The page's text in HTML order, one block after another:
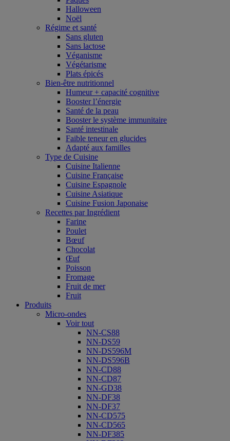
Halloween
Noël
Régime et santé
Sans gluten
Sans lactose
Véganisme
Végétarisme
Plats épicés
Bien-être nutritionnel
Humeur + capacité cognitive
Booster l’énergie
Santé de la peau
Booster le système immunitaire
Santé intestinale
Faible teneur en glucides
Adapté aux familles
Type de Cuisine
Cuisine Italienne
Cuisine Française
Cuisine Espagnole
Cuisine Asiatique
Cuisine Fusion Japonaise
Recettes par Ingrédient
Farine
Poulet
Bœuf
Chocolat
Œuf
Poisson
Fromage
Fruit de mer
Fruit
Produits
Micro-ondes
Voir tout
NN-CS88
NN-DS59
NN-DS596M
NN-DS596B
NN-CD88
NN-CD87
NN-GD38
NN-DF38
NN-DF37
NN-CD575
NN-CD565
NN-DF385